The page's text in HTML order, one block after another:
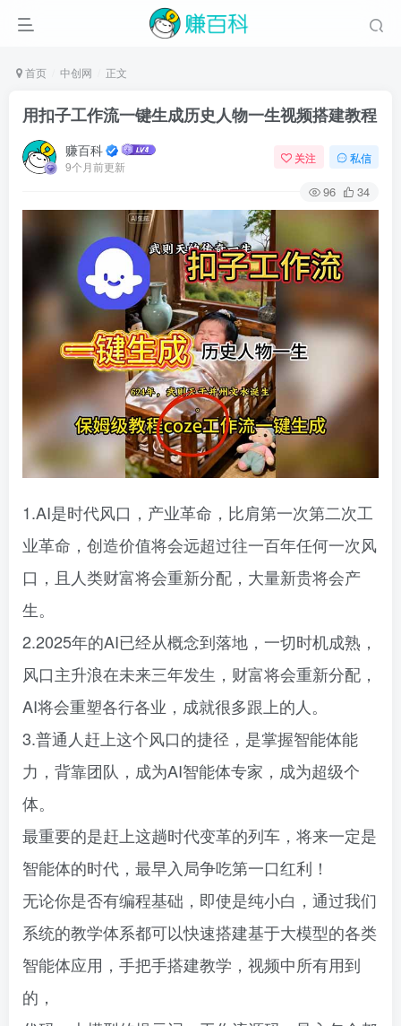
首页 中创网 正文
用扣子工作流一键生成历史人物一生视频搭建教程
赚百科
9个月前更新
关注 私信
96 34
1.AI是时代风口，产业革命，比肩第一次第二次工
业革命，创造价值将会远超过往一百年任何一次风
口，且人类财富将会重新分配，大量新贵将会产
生。
2.2025年的AI已经从概念到落地，一切时机成熟，
风口主升浪在未来三年发生，财富将会重新分配，
AI将会重塑各行各业，成就很多跟上的人。
3.普通人赶上这个风口的捷径，是掌握智能体能
力，背靠团队，成为AI智能体专家，成为超级个
体。
最重要的是赶上这趟时代变革的列车，将来一定是
智能体的时代，最早入局争吃第一口红利！
无论你是否有编程基础，即使是纯小白，通过我们
系统的教学体系都可以快速搭建基于大模型的各类
智能体应用，手把手搭建教学，视频中所有用到
的，